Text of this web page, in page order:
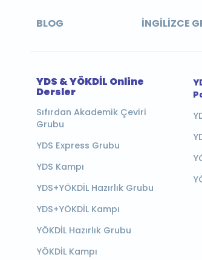
BLOG İNGILIZCE
YDS & YÖKDİL Online
Dersler
Sıfırdan Akademik Çeviri
Grubu
YDS Express Grubu
YDS Kampı
YDS+YÖKDİL Hazırlık Grubu
YDS+YÖKDİL Kampı
YÖKDİL Hazırlık Grubu
YÖKDİL Kampı